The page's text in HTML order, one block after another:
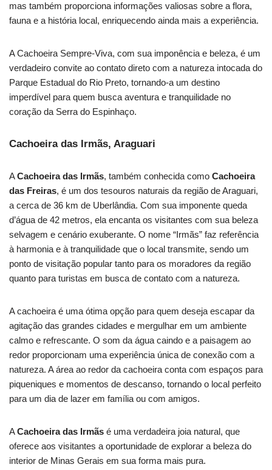
mas também proporciona informações valiosas sobre a flora,
fauna e a história local, enriquecendo ainda mais a experiência.
A Cachoeira Sempre-Viva, com sua imponência e beleza, é um
verdadeiro convite ao contato direto com a natureza intocada do
Parque Estadual do Rio Preto, tornando-a um destino
imperdível para quem busca aventura e tranquilidade no
coração da Serra do Espinhaço.
Cachoeira das Irmãs, Araguari
ACachoeira das Irmãs, também conhecida como Cachoeira
das Freiras, é um dos tesouros naturais da região de Araguari,
a cerca de 36 km de Uberlândia. Com sua imponente queda
d’água de 42 metros, ela encanta os visitantes com sua beleza
selvagem e cenário exuberante. O nome “Irmãs” faz referência
à harmonia e à tranquilidade que o local transmite, sendo um
ponto de visitação popular tanto para os moradores da região
quanto para turistas em busca de contato com a natureza.
A cachoeira é uma ótima opção para quem deseja escapar da
agitação das grandes cidades e mergulhar em um ambiente
calmo e refrescante. O som da água caindo e a paisagem ao
redor proporcionam uma experiência única de conexão com a
natureza. A área ao redor da cachoeira conta com espaços para
piqueniques e momentos de descanso, tornando o local perfeito
para um dia de lazer em família ou com amigos.
ACachoeira das Irmãs é uma verdadeira joia natural, que
oferece aos visitantes a oportunidade de explorar a beleza do
interior de Minas Gerais em sua forma mais pura.